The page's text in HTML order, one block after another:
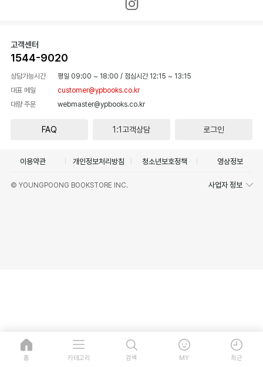
고객센터
1544-9020
상담가능시간 평일 09:00 ~ 18:00 / 점심시간 12:15 ~ 13:15
대표 메일
customer@ypbooks.co.kr
대량 주문
webmaster@ypbooks.co.kr
FAQ 1:1고객상담 로그인
이용약관 개인정보처리방침 청소년보호정책 영상정보
© YOUNGPOONG BOOKSTORE INC. 사업자 정보
홈 카테고리 검색 MY 최근